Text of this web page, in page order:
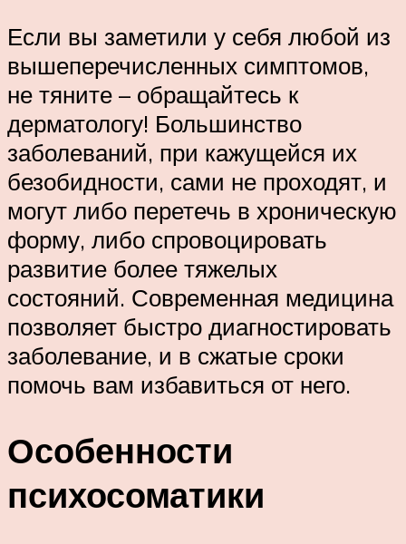
Если вы заметили у себя любой из
вышеперечисленных симптомов,
не тяните – обращайтесь к
дерматологу! Большинство
заболеваний, при кажущейся их
безобидности, сами не проходят, и
могут либо перетечь в хроническую
форму, либо спровоцировать
развитие более тяжелых
состояний. Современная медицина
позволяет быстро диагностировать
заболевание, и в сжатые сроки
помочь вам избавиться от него.
Особенности
психосоматики